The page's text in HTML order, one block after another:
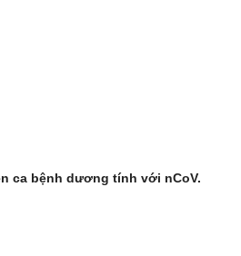
ca bệnh dương tính với nCoV.